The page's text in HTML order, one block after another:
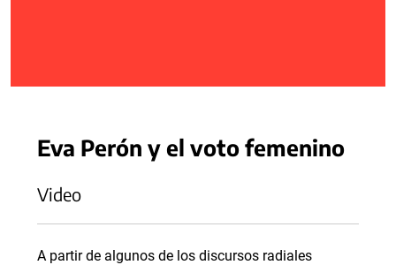
Eva Perón y el voto femenino
Video
A partir de algunos de los discursos radiales